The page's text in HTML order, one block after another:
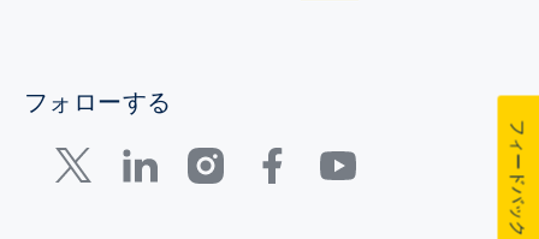
フォローする
フィードバック